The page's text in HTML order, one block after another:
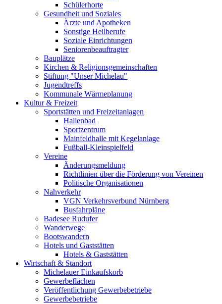
Schülerhorte
Gesundheit und Soziales
Ärzte und Apotheken
Sonstige Heilberufe
Soziale Einrichtungen
Seniorenbeauftragter
Bauplätze
Kirchen & Religionsgemeinschaften
Stiftung "Unser Michelau"
Jugendtreffs
Kommunale Wärmeplanung
Kultur & Freizeit
Sportstätten und Freizeitanlagen
Hallenbad
Sportzentrum
Mainfeldhalle mit Kegelanlage
Fußball-Kleinspielfeld
Vereine
Änderungsmeldung
Richtlinien über die Förderung von Vereinen
Politische Organisationen
Nahverkehr
VGN Verkehrsverbund Nürnberg
Busfahrpläne
Badesee Rudufer
Wanderwege
Bootswandern
Hotels und Gaststätten
Hotels & Gaststätten
Wirtschaft & Standort
Michelauer Einkaufskorb
Gewerbeflächen
Veröffentlichung Gewerbebetriebe
Gewerbebetriebe